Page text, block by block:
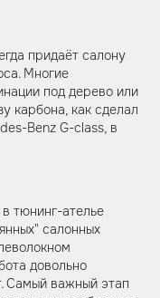
придаёт салону
Многие
под дерево или
карбона, как сделал
Benz G-class, в
тюнинг-ателье
салонных
довольно
Самый важный этап